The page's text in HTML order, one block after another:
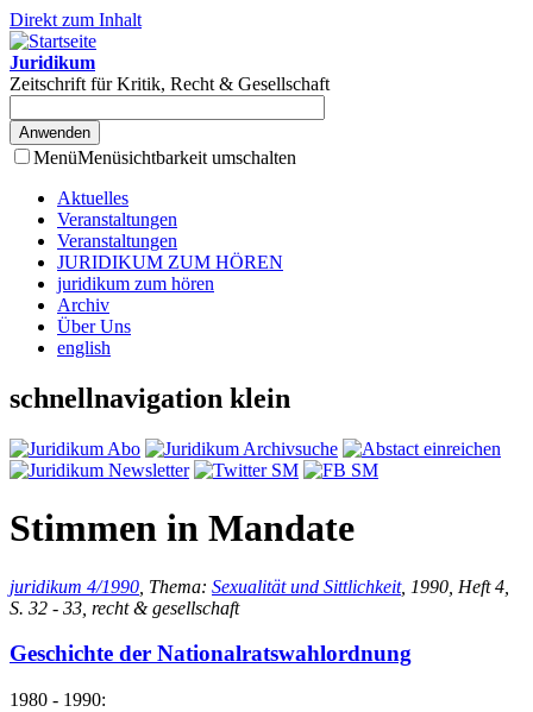
Direkt zum Inhalt
Juridikum
Zeitschrift für Kritik, Recht & Gesellschaft
MenüMenüsichtbarkeit umschalten
Aktuelles
Veranstaltungen
Veranstaltungen
JURIDIKUM ZUM HÖREN
juridikum zum hören
Archiv
Über Uns
english
schnellnavigation klein
Stimmen in Mandate
juridikum 4/1990 , Thema: Sexualität und Sittlichkeit, 1990, Heft 4,
S. 32 - 33, recht & gesellschaft
Geschichte der Nationalratswahlordnung
1980 - 1990: